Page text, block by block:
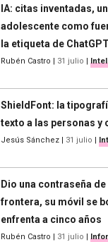
IA: citas inventadas,
adolescente como
la etiqueta de ChatGPT
Rubén Castro | 31 julio |
ShieldFont: la
texto a las personas y
Jesús Sánchez | 31 julio |
Dio una contraseña
frontera, su móvil se
enfrenta a cinco años
Rubén Castro | 31 julio |